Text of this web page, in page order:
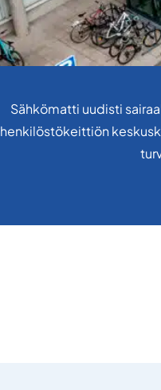
Sähkömatti uudisti
henkilöstökeittiön